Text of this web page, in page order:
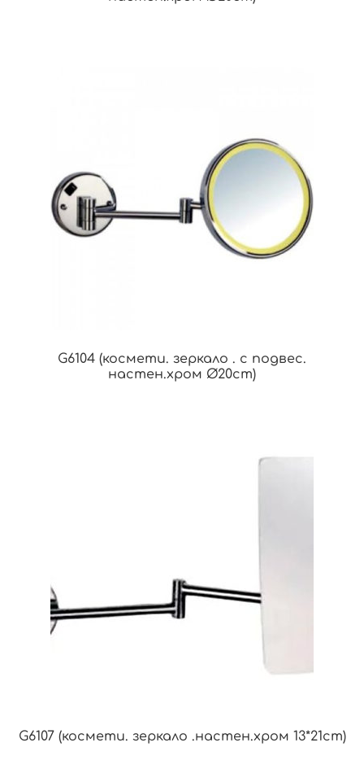
G6104 (космети. зеркало . с подвес.
настен.хром Ø20cm)
G6107 (космети. зеркало .настен.хром 13*21cm)